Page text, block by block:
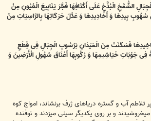
الشُّمَّخِ الْبُذَّخِ عَلَى أَکْتَافِهَا فَجَّرَ یَنَابِیعَ الْعُیُونِ مِنْ
سُهُوبِ بِیدِهَا وَ أَخَادِیدِهَا وَ عَدَّلَ حَرَکَاتِهَا بِالرَّاسِیَاتِ مِنْ
فَسَکَنَتْ مِنَ الْمَیَدَانِ بَرُسُوبِ الْجِبَالِ فِی قِطَعِ
فِی جَوْبَاتِ خَیَاشِیمِهَا وَ رُکُوبِهَا أَعْنَاقَ سُهُولِ الْأَرَضِینَ وَ
تلاطم آب و گستره دریاهای ژرف برنشاند، امواج کوه
و بر روی یکدیگر سیلی می‏زدند و توفنده